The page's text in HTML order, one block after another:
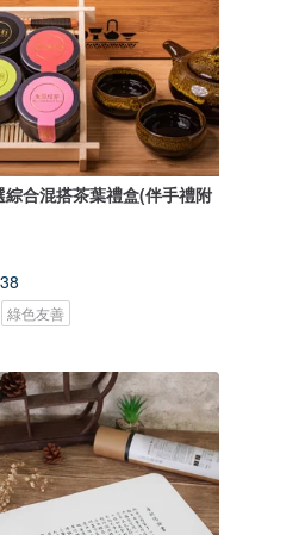
綜合混搭茶葉禮盒(伴手禮附
綠色友善